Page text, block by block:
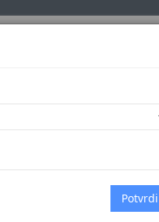
Početna
glasnik BiH", br. 6/06, 75/
u Bosni i Hercegovini i